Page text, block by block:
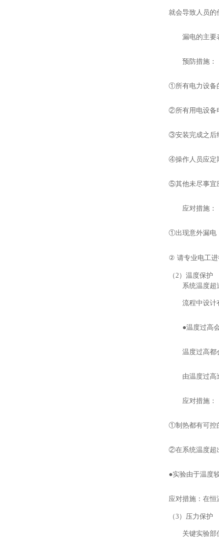
就会导致人员的
漏电的主要
预防措施：
①所有电力设备
②所有用电设备
③安装完成之后
④操作人员应定
⑤其他未尽事宜
应对措施：
①出现意外漏电
② 请专业电工
（2）温度保护
系统温度超
流程中设计
●温度过高
温度过高都
由温度过高
应对措施：
①制热都有可控
②在系统温度超
●实验由于温度
应对措施：在
（3）压力保护
关键实验部